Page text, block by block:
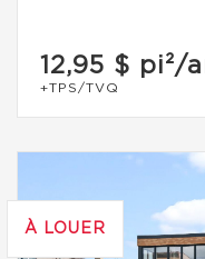
12,95 $ pi²/
+TPS/TVQ
À LOUER